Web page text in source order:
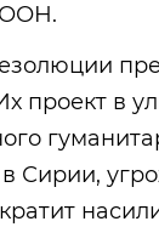
ООН.
проект в
Сирии,